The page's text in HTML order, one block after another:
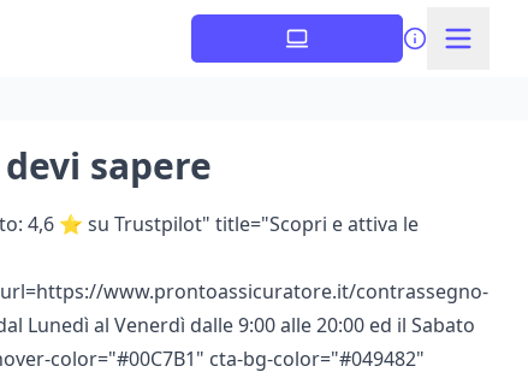
sapere
4,6 ⭐ su Trustpilot" title="Scopri e attiva le
www.prontoassicuratore.it/contrassegno-
Lunedì al Venerdì dalle 9:00 alle 20:00 ed il Sabato
color="#00C7B1" cta-bg-color="#049482"